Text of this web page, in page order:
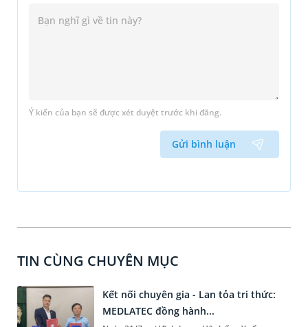
Ý kiến của bạn sẽ được xét duyệt trước khi đăng.
Gửi bình luận
TIN CÙNG CHUYÊN MỤC
Kết nối chuyên gia - Lan tỏa tri thức:
MEDLATEC đồng hành...